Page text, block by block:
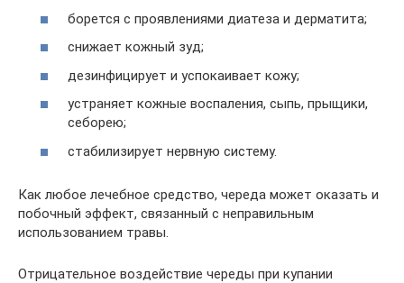
борется с проявлениями диатеза и дерматита;
снижает кожный зуд;
дезинфицирует и успокаивает кожу;
устраняет кожные воспаления, сыпь, прыщики,
себорею;
стабилизирует нервную систему.
Как любое лечебное средство, череда может оказать и
побочный эффект, связанный с неправильным
использованием травы.
Отрицательное воздействие череды при купании